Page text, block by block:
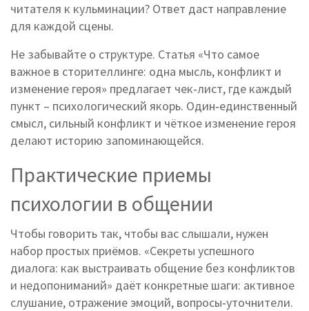
читателя к кульминации? Ответ даст направление
для каждой сцены.
Не забывайте о структуре. Статья «Что самое
важное в сторителлинге: одна мысль, конфликт и
изменение героя» предлагает чек‑лист, где каждый
пункт – психологический якорь. Один‑единственный
смысл, сильный конфликт и чёткое изменение героя
делают историю запоминающейся.
Практические приемы
психологии в общении
Чтобы говорить так, чтобы вас слышали, нужен
набор простых приёмов. «Секреты успешного
диалога: как выстраивать общение без конфликтов
и недопониманий» даёт конкретные шаги: активное
слушание, отражение эмоций, вопросы‑уточнители.